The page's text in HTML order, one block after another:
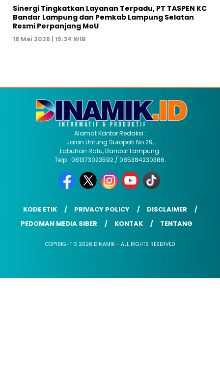
Sinergi Tingkatkan Layanan Terpadu, PT TASPEN KC
Bandar Lampung dan Pemkab Lampung Selatan
Resmi Perpanjang MoU
18 Mei 2026 | 15:34 WIB
Alamat Kantor Redaksi :
Jalan Untung Suropati No 29,
Labuhan Ratu, Bandar Lampung.
Telp : 081373023592 / 085384230386.
KODE ETIK PRIVACY POLICY
DISCLAIMER
PEDOMAN MEDIA SIBER
KONTAK TENTANG
COPYRIGHT © 2026 DINAMIK - ALL RIGHTS RESERVED